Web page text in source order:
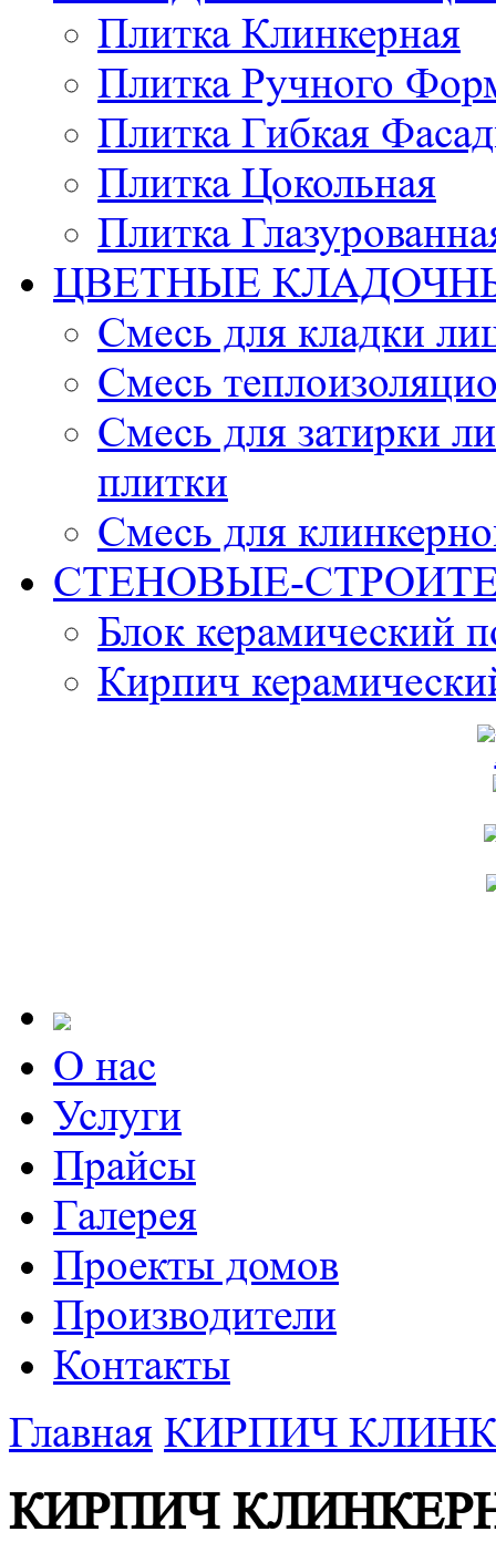
Плитка Клинкерная
Плитка Ручного
Плитка Гибкая
Плитка Цокольная
Плитка
ЦВЕТНЫЕ
Смесь для кладки
Смесь
Смесь для затирки
плитки
Смесь для
СТЕНОВЫЕ-
Блок керамический
Кирпич
О нас
Услуги
Прайсы
Галерея
Проекты домов
Производители
Контакты
Главная КИРПИЧ
КИРПИЧ